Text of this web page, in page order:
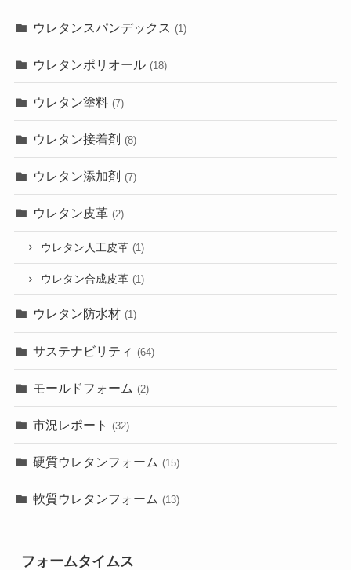
ウレタンスパンデックス (1)
ウレタンポリオール (18)
ウレタン塗料 (7)
ウレタン接着剤 (8)
ウレタン添加剤 (7)
ウレタン皮革 (2)
ウレタン人工皮革 (1)
ウレタン合成皮革 (1)
ウレタン防水材 (1)
サステナビリティ (64)
モールドフォーム (2)
市況レポート (32)
硬質ウレタンフォーム (15)
軟質ウレタンフォーム (13)
フォームタイムス